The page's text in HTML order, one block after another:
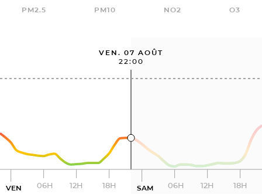
PM2.5 PM10 NO2 O3
VEN. 07 AOÛT
22:00
VEN 06H 12H 18H SAM 06H 12H 18H